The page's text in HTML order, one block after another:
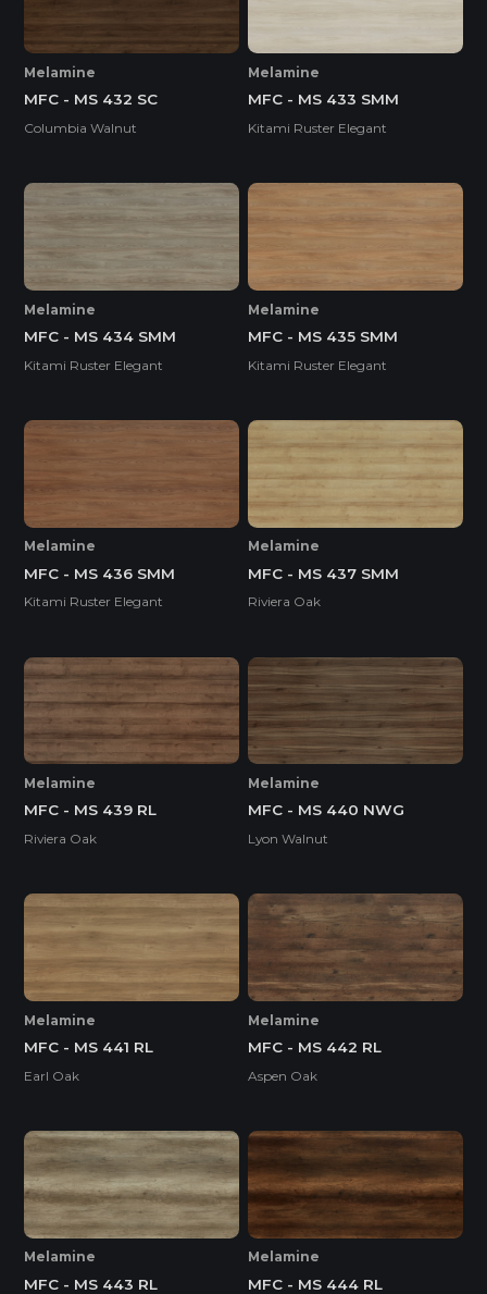
Melamine
MFC - MS 432 SC
Columbia Walnut
Melamine
MFC - MS 433 SMM
Kitami Ruster Elegant
Melamine
MFC - MS 434 SMM
Kitami Ruster Elegant
Melamine
MFC - MS 435 SMM
Kitami Ruster Elegant
Melamine
MFC - MS 436 SMM
Kitami Ruster Elegant
Melamine
MFC - MS 437 SMM
Riviera Oak
Melamine
MFC - MS 439 RL
Riviera Oak
Melamine
MFC - MS 440 NWG
Lyon Walnut
Melamine
MFC - MS 441 RL
Earl Oak
Melamine
MFC - MS 442 RL
Aspen Oak
Melamine
MFC - MS 443 RL
Melamine
MFC - MS 444 RL